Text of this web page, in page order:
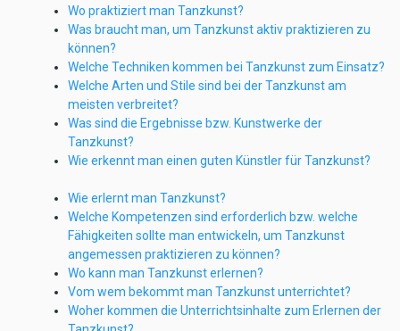
Wo praktiziert man Tanzkunst?
Was braucht man, um Tanzkunst aktiv praktizieren zu
können?
Welche Techniken kommen bei Tanzkunst zum Einsatz?
Welche Arten und Stile sind bei der Tanzkunst am
meisten verbreitet?
Was sind die Ergebnisse bzw. Kunstwerke der
Tanzkunst?
Wie erkennt man einen guten Künstler für Tanzkunst?
Wie erlernt man Tanzkunst?
Welche Kompetenzen sind erforderlich bzw. welche
Fähigkeiten sollte man entwickeln, um Tanzkunst
angemessen praktizieren zu können?
Wo kann man Tanzkunst erlernen?
Vom wem bekommt man Tanzkunst unterrichtet?
Woher kommen die Unterrichtsinhalte zum Erlernen der